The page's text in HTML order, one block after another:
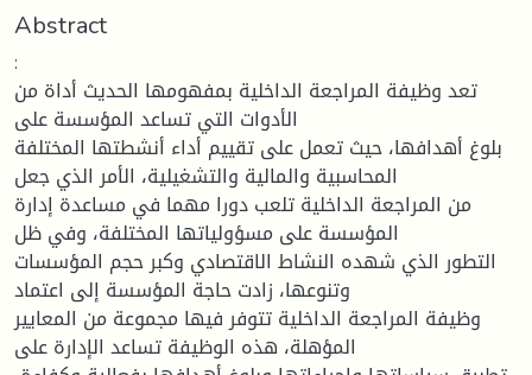
Abstract
:
تعد وظیفة المراجعة الداخلیة بمفھومھا الحدیث أداة من
الأدوات التي تساعد المؤسسة على
بلوغ أھدافھا، حیث تعمل على تقییم أداء أنشطتھا المختلفة
المحاسبیة والمالیة والتشغیلیة، الأمر الذي جعل
من المراجعة الداخلیة تلعب دورا مھما في مساعدة إدارة
المؤسسة على مسؤولیاتھا المختلفة، وفي ظل
التطور الذي شھده النشاط الاقتصادي وكبر حجم المؤسسات
وتنوعھا، زادت حاجة المؤسسة إلى اعتماد
وظیفة المراجعة الداخلیة تتوفر فیھا مجموعة من المعاییر
المؤھلة، ھذه الوظیفة تساعد الإدارة على